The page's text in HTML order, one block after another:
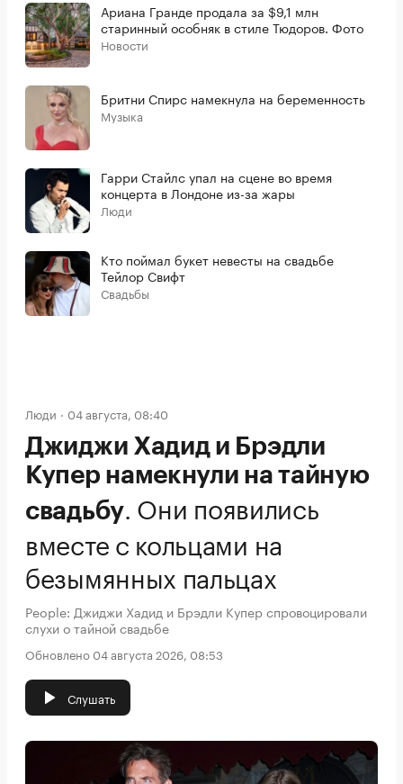
Ариана Гранде продала за $9,1 млн
старинный особняк в стиле Тюдоров. Фото
Новости
Бритни Спирс намекнула на беременность
Музыка
Гарри Стайлс упал на сцене во время
концерта в Лондоне из-за жары
Люди
Кто поймал букет невесты на свадьбе
Тейлор Свифт
Свадьбы
Люди 04 августа, 08:40
Джиджи Хадид и Брэдли
Купер намекнули на тайную
свадьбу. Они появились
вместе с кольцами на
безымянных пальцах
People: Джиджи Хадид и Брэдли Купер спровоцировали
слухи о тайной свадьбе
Обновлено 04 августа 2026, 08:53
Слушать